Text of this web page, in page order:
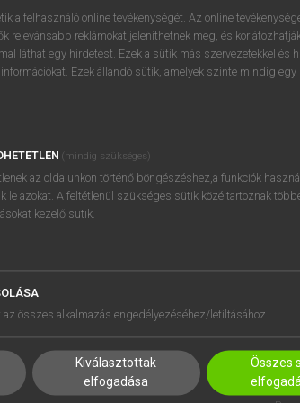
próbaverziójának
regisztrálok ésbelépek.
REGISZTRÁCIÓ
SÚGÓ
RÓLUNK
SÜTI BEÁLLÍTÁSOK
a felhasználó online tevékenységét. Az online
relevánsabb reklámokat jeleníthetnek meg, és
láthat egy hirdetést. Ezek a sütik más szervezetekkel és
Ezek állandó sütik, amelyek szinte mindig egy
(mindig szükséges)
az oldalunkon történő böngészéshez,a funkciók
le azokat. A feltétlenül szükséges sütik közé tartoznak
kezelő sütik.
az összes alkalmazás engedélyezéséhez/letiltásához.
Kiválasztottak
elfogadása
Összes